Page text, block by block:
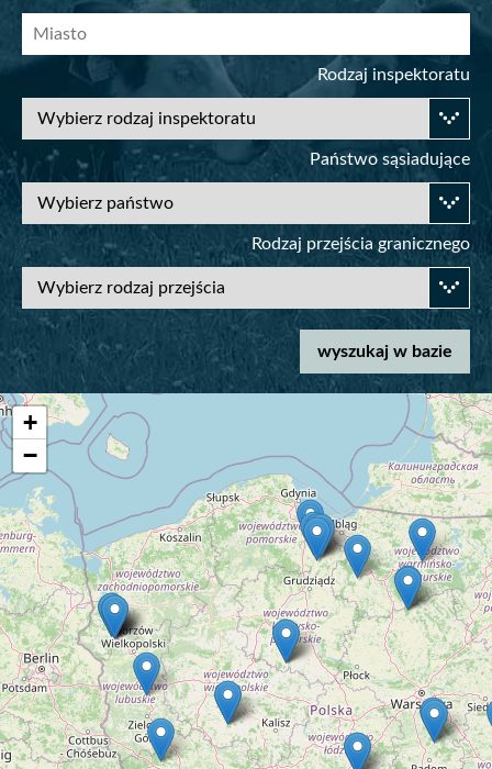
+
−
Rodzaj inspektoratu
Państwo sąsiadujące
Rodzaj przejścia granicznego
Powiatowe Inspektoraty Weterynarii